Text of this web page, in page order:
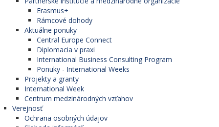
Erasmus+
Rámcové dohody
Aktuálne ponuky
Central Europe Connect
Diplomacia v praxi
International Business Consulting Program
Ponuky - International Weeks
Projekty a granty
International Week
Centrum medzinárodných vzťahov
Verejnosť
Ochrana osobných údajov